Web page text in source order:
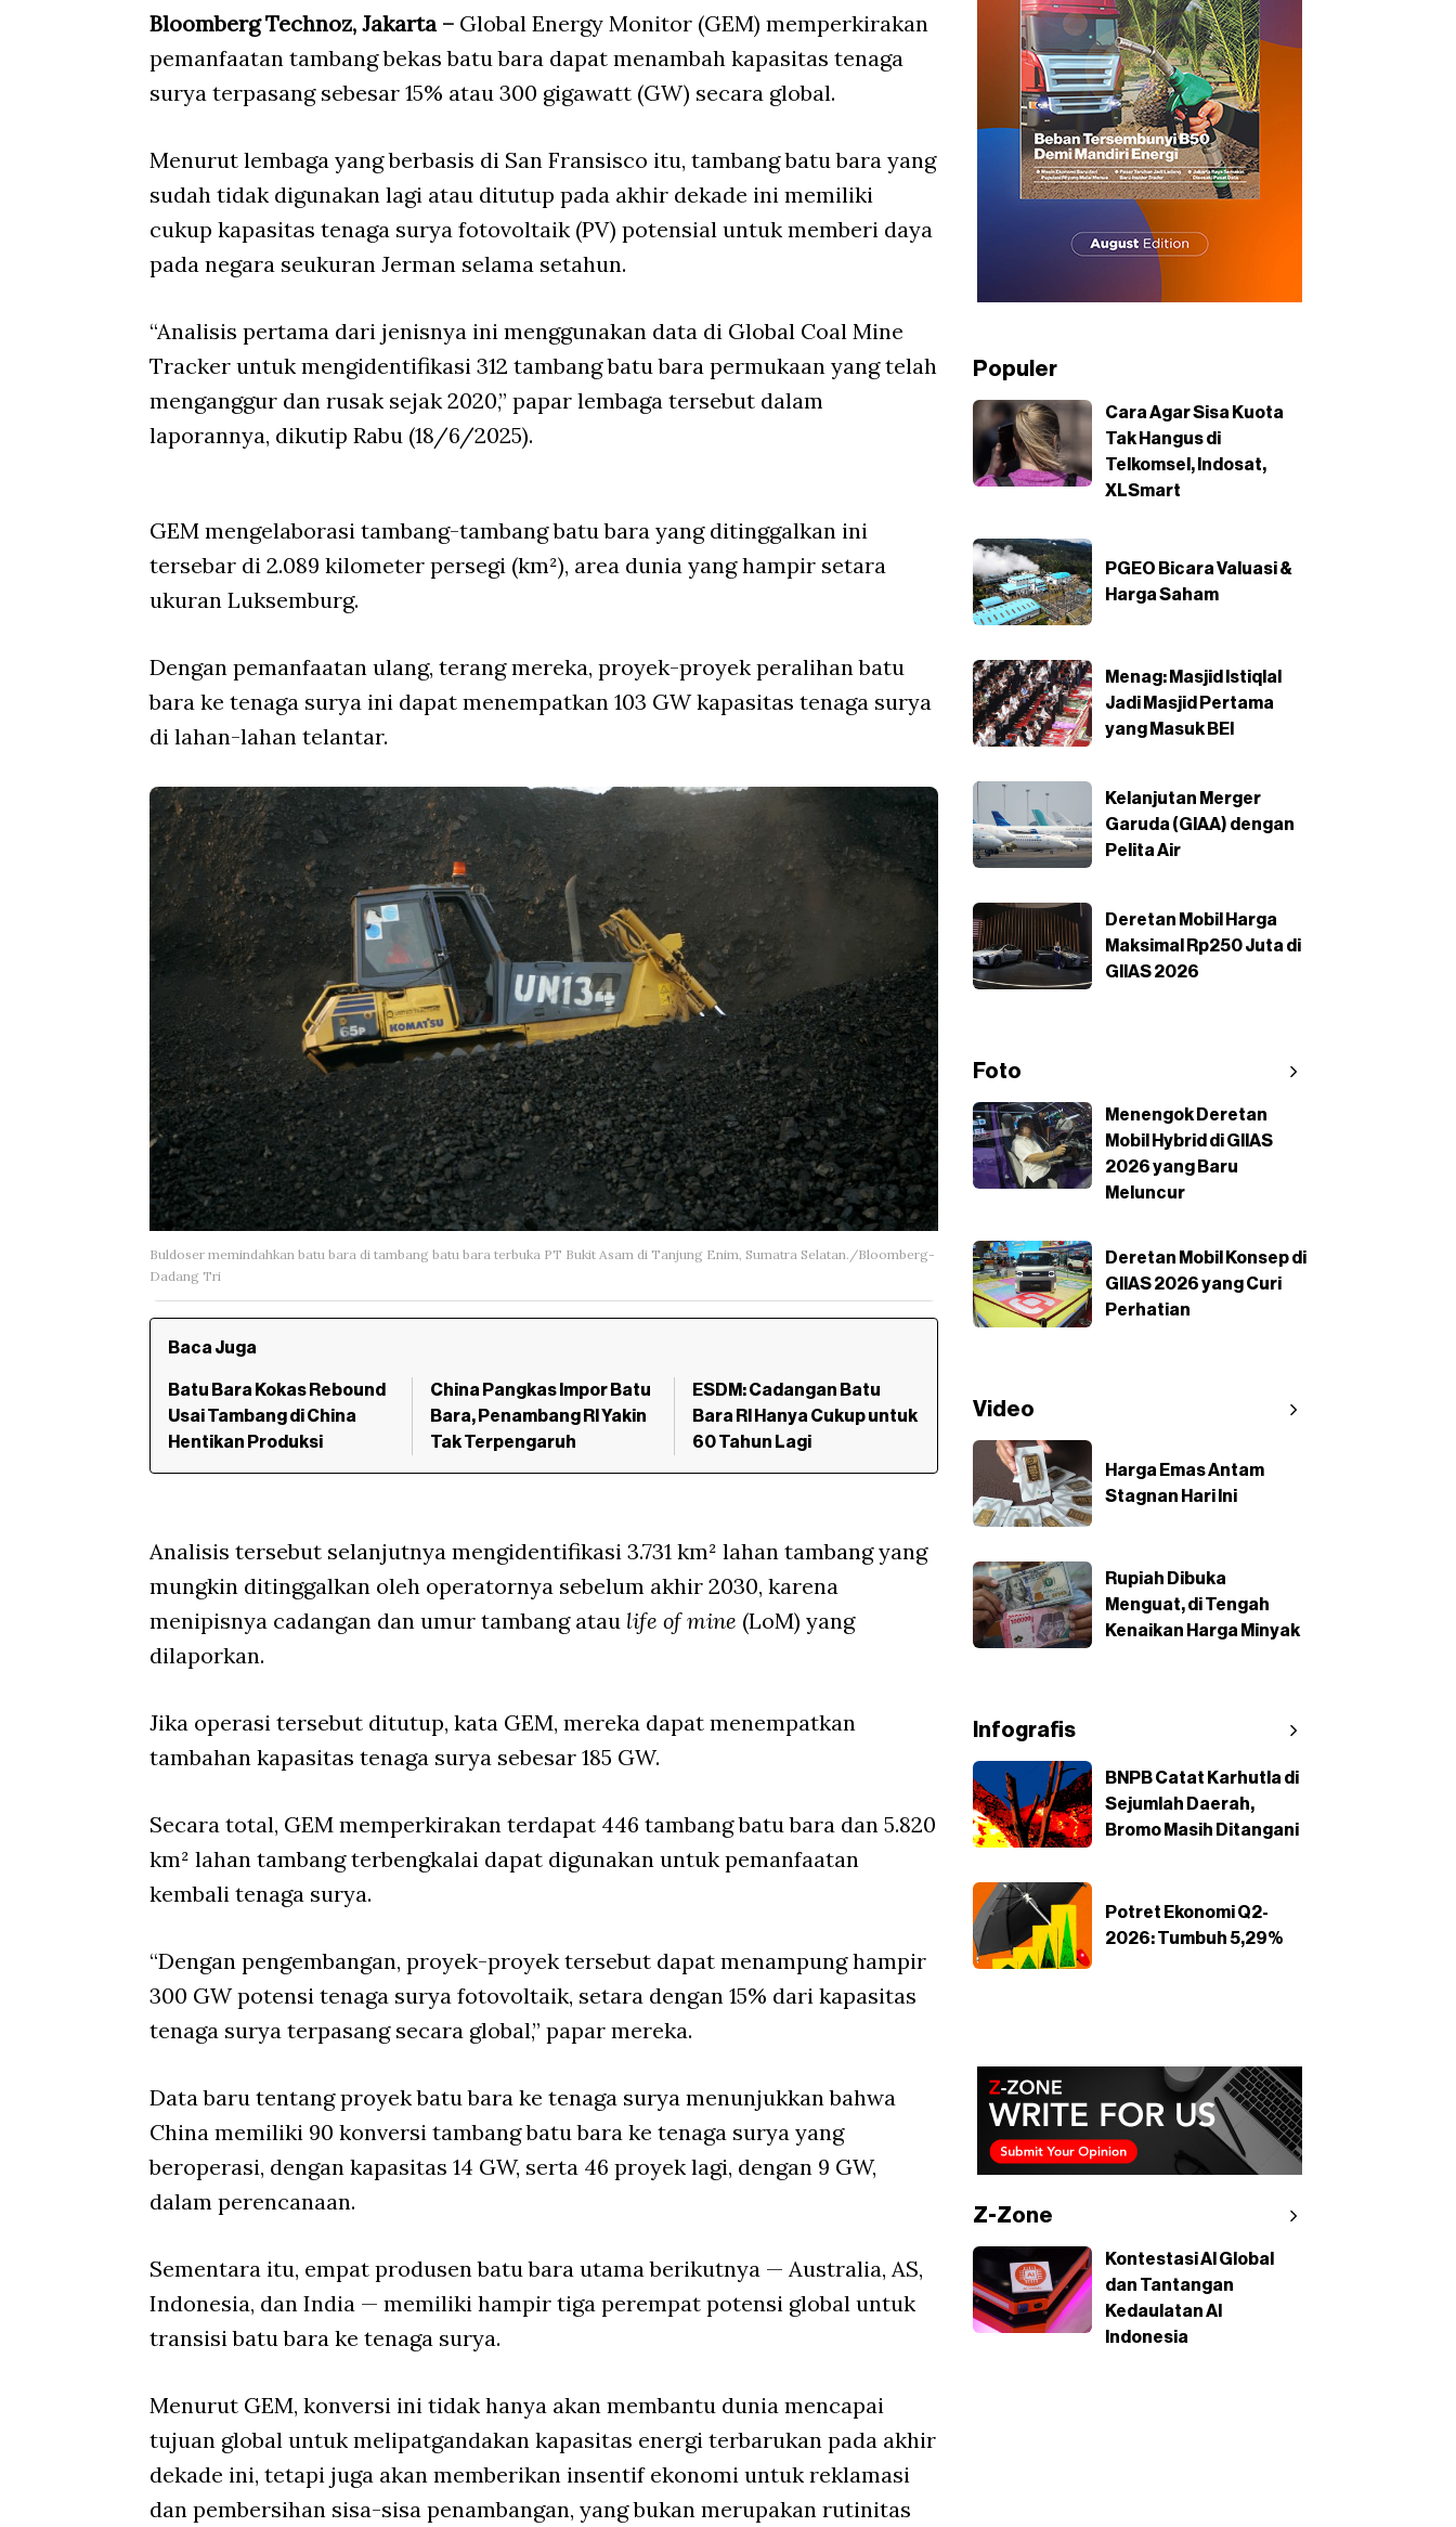
Bloomberg Technoz, Jakarta – Global Energy Monitor (GEM) memperkirakan
pemanfaatan tambang bekas batu bara dapat menambah kapasitas tenaga
surya terpasang sebesar 15% atau 300 gigawatt (GW) secara global.
Menurut lembaga yang berbasis di San Fransisco itu, tambang batu bara yang
sudah tidak digunakan lagi atau ditutup pada akhir dekade ini memiliki
cukup kapasitas tenaga surya fotovoltaik (PV) potensial untuk memberi daya
pada negara seukuran Jerman selama setahun.
“Analisis pertama dari jenisnya ini menggunakan data di Global Coal Mine
Tracker untuk mengidentifikasi 312 tambang batu bara permukaan yang telah
menganggur dan rusak sejak 2020,” papar lembaga tersebut dalam
laporannya, dikutip Rabu (18/6/2025).
GEM mengelaborasi tambang-tambang batu bara yang ditinggalkan ini
tersebar di 2.089 kilometer persegi (km²), area dunia yang hampir setara
ukuran Luksemburg.
Dengan pemanfaatan ulang, terang mereka, proyek-proyek peralihan batu
bara ke tenaga surya ini dapat menempatkan 103 GW kapasitas tenaga surya
di lahan-lahan telantar.
Buldoser memindahkan batu bara di tambang batu bara terbuka PT Bukit Asam di Tanjung Enim, Sumatra Selatan./Bloomberg-
Dadang Tri
Baca Juga
Batu Bara Kokas Rebound
Usai Tambang di China
Hentikan Produksi
China Pangkas Impor Batu
Bara, Penambang RI Yakin
Tak Terpengaruh
ESDM: Cadangan Batu
Bara RI Hanya Cukup untuk
60 Tahun Lagi
Analisis tersebut selanjutnya mengidentifikasi 3.731 km² lahan tambang yang
mungkin ditinggalkan oleh operatornya sebelum akhir 2030, karena
menipisnya cadangan dan umur tambang atau life of mine (LoM) yang
dilaporkan.
Jika operasi tersebut ditutup, kata GEM, mereka dapat menempatkan
tambahan kapasitas tenaga surya sebesar 185 GW.
Secara total, GEM memperkirakan terdapat 446 tambang batu bara dan 5.820
km² lahan tambang terbengkalai dapat digunakan untuk pemanfaatan
kembali tenaga surya.
“Dengan pengembangan, proyek-proyek tersebut dapat menampung hampir
300 GW potensi tenaga surya fotovoltaik, setara dengan 15% dari kapasitas
tenaga surya terpasang secara global,” papar mereka.
Data baru tentang proyek batu bara ke tenaga surya menunjukkan bahwa
China memiliki 90 konversi tambang batu bara ke tenaga surya yang
beroperasi, dengan kapasitas 14 GW, serta 46 proyek lagi, dengan 9 GW,
dalam perencanaan.
Sementara itu, empat produsen batu bara utama berikutnya — Australia, AS,
Indonesia, dan India — memiliki hampir tiga perempat potensi global untuk
transisi batu bara ke tenaga surya.
Menurut GEM, konversi ini tidak hanya akan membantu dunia mencapai
tujuan global untuk melipatgandakan kapasitas energi terbarukan pada akhir
dekade ini, tetapi juga akan memberikan insentif ekonomi untuk reklamasi
dan pembersihan sisa-sisa penambangan, yang bukan merupakan rutinitas
Populer
Cara Agar Sisa Kuota
Tak Hangus di
Telkomsel, Indosat,
XLSmart
PGEO Bicara Valuasi &
Harga Saham
Menag: Masjid Istiqlal
Jadi Masjid Pertama
yang Masuk BEI
Kelanjutan Merger
Garuda (GIAA) dengan
Pelita Air
Deretan Mobil Harga
Maksimal Rp250 Juta di
GIIAS 2026
Foto
Menengok Deretan
Mobil Hybrid di GIIAS
2026 yang Baru
Meluncur
Deretan Mobil Konsep di
GIIAS 2026 yang Curi
Perhatian
Video
Harga Emas Antam
Stagnan Hari Ini
Rupiah Dibuka
Menguat, di Tengah
Kenaikan Harga Minyak
Infografis
BNPB Catat Karhutla di
Sejumlah Daerah,
Bromo Masih Ditangani
Potret Ekonomi Q2-
2026: Tumbuh 5,29%
Z-Zone
Kontestasi AI Global
dan Tantangan
Kedaulatan AI
Indonesia